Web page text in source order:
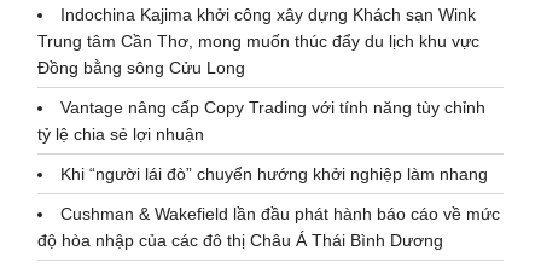
Indochina Kajima khởi công xây dựng Khách sạn Wink
Trung tâm Cần Thơ, mong muốn thúc đẩy du lịch khu vực
Đồng bằng sông Cửu Long
Vantage nâng cấp Copy Trading với tính năng tùy chỉnh
tỷ lệ chia sẻ lợi nhuận
Khi “người lái đò” chuyển hướng khởi nghiệp làm nhang
Cushman & Wakefield lần đầu phát hành báo cáo về mức
độ hòa nhập của các đô thị Châu Á Thái Bình Dương